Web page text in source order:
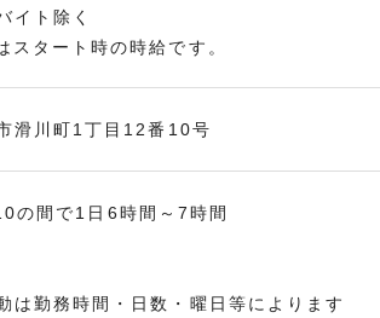
ト除く
タート時の時給です。
滑川町1丁目12番10号
の間で1日6時間～7時間
は勤務時間・日数・曜日等によります